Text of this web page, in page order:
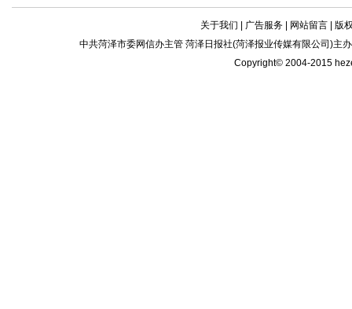
关于我们 广告服务| 网站留言| 版
中共菏泽市委网信办主管 菏泽日报社(菏泽报业传媒有限公司)主
Copyright© 2004-2015